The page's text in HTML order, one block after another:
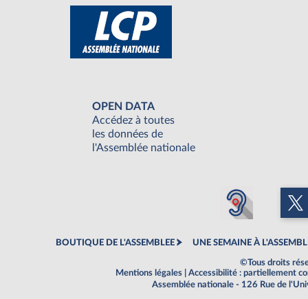
OPEN DATA
Accédez à toutes
les données de
l'Assemblée nationale
BOUTIQUE DE L'ASSEMBLEE UNE SEMAINE À
©Tous droits
Mentions légales
Accessibilité : partiellement
Assemblée nationale - 126 Rue de